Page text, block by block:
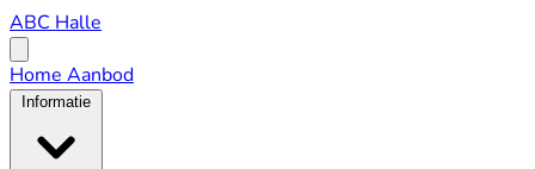
ABC
Halle
ABC Halle
menu
Home Aanbod
Informatie